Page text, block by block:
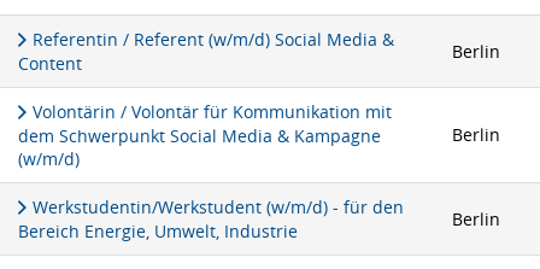
Referentin / Referent (w/m/d) Social Media &
Content
Berlin
Volontärin / Volontär für Kommunikation mit
dem Schwerpunkt Social Media & Kampagne
(w/m/d)
Berlin
Werkstudentin/Werkstudent (w/m/d) - für den
Bereich Energie, Umwelt, Industrie
Berlin